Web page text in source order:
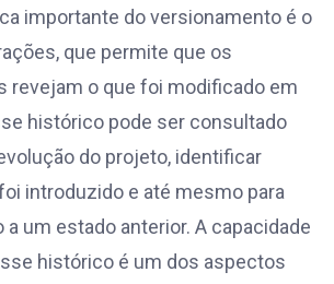
importante do versionamento é o
que permite que os
revejam o que foi modificado em
histórico pode ser consultado
do projeto, identificar
introduzido e até mesmo para
um estado anterior. A capacidade
histórico é um dos aspectos